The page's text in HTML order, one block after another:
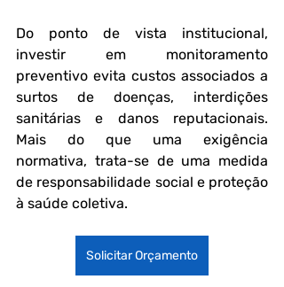
Do ponto de vista institucional,
investir em monitoramento
preventivo evita custos associados a
surtos de doenças, interdições
sanitárias e danos reputacionais.
Mais do que uma exigência
normativa, trata-se de uma medida
de responsabilidade social e proteção
à saúde coletiva.
Solicitar Orçamento